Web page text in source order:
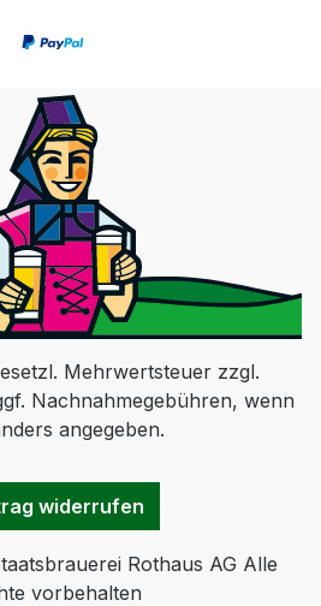
Mehrwertsteuer zzgl.
Nachnahmegebühren, wenn
angegeben.
widerrufen
Rothaus AG Alle
vorbehalten